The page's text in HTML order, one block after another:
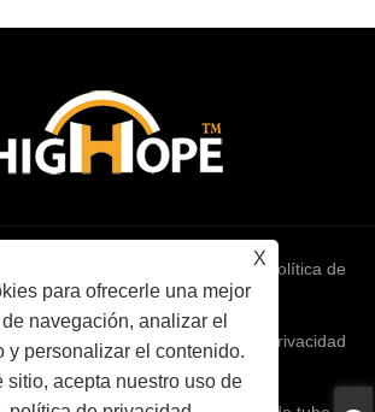
X
para ofrecerle una mejor
navegación, analizar el
y personalizar el contenido.
sitio, acepta nuestro uso de
política de
privacidad